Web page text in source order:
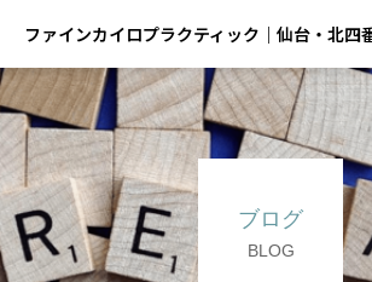
ファインカイロプラクティック｜仙台・北四
ブログ
BLOG